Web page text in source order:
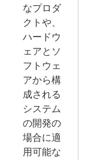
なプロダ
クトや、
ハードウ
ェアとソ
フトウェ
アから構
成される
システム
の開発の
場合に適
用可能な